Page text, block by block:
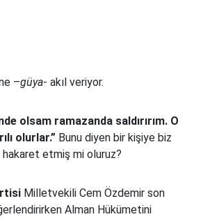
–güya- akıl veriyor.
olsam ramazanda saldırırım. O
olurlar.” Bunu diyen bir kişiye biz
etmiş mi oluruz?
Milletvekili Cem Özdemir son
Alman Hükümetini